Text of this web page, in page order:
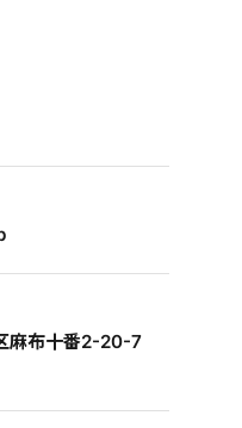
麻布十番2-20-7